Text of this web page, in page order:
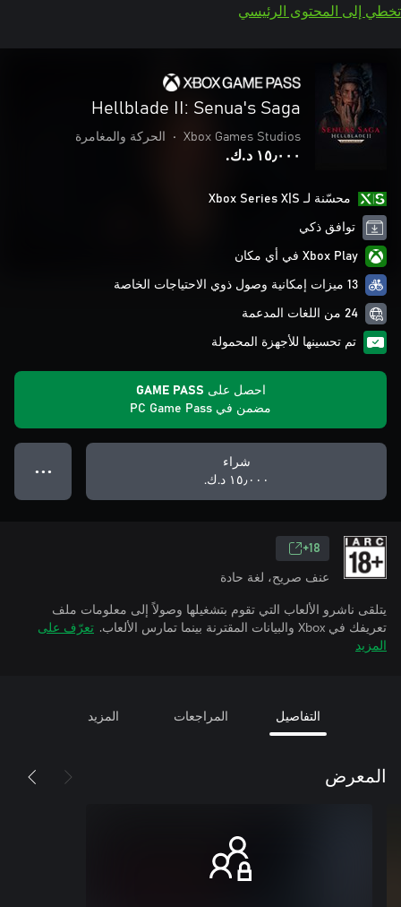
تخطي إلى المحتوى الرئيسي
Hellblade II: Senua's Saga
Xbox Games Studios
• الحركة والمغامرة
١٥٫٠٠٠ د.ك.‏
محسّنة لـ Xbox Series X|S
توافق ذكي
Xbox Play في أي مكان
13 ميزات إمكانية وصول ذوي الاحتياجات الخاصة
24 من اللغات المدعمة
تم تحسينها للأجهزة المحمولة
احصل على GAME PASS
مضمن في PC Game Pass
شراء
١٥٫٠٠٠ د.ك.‏
● ● ●
18+
عنف صريح، لغة حادة
يتلقى ناشرو الألعاب التي تقوم بتشغيلها وصولاً إلى معلومات ملف
تعريفك في Xbox والبيانات المقترنة بينما تمارس الألعاب.
تعرّف على
المزيد
التفاصيل المراجعات المزيد
المعرض